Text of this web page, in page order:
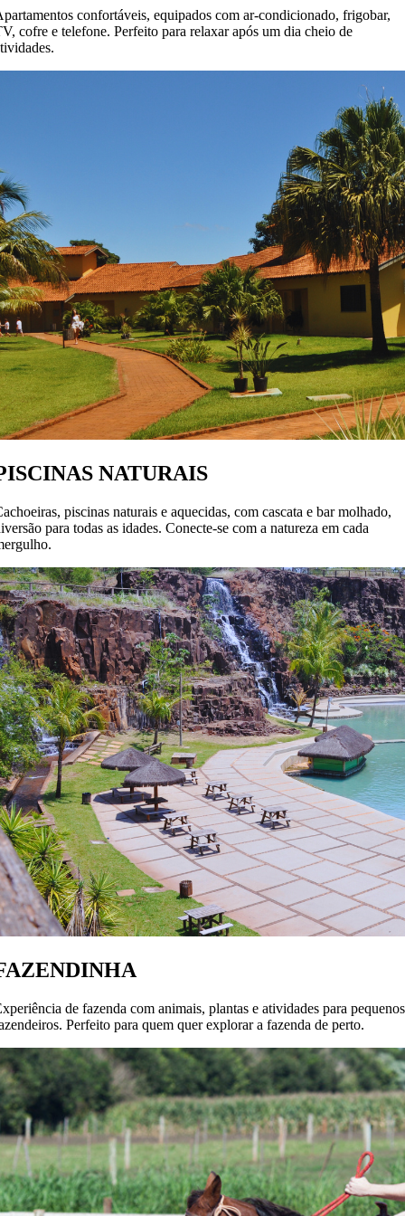
confortáveis, equipados com ar-condicionado, frigobar,
cofre e telefone. Perfeito para relaxar após um dia cheio de
NATURAIS
piscinas naturais e aquecidas, com cascata e bar molhado,
para todas as idades. Conecte-se com a natureza em cada
de fazenda com animais, plantas e atividades para pequenos
Perfeito para quem quer explorar a fazenda de perto.